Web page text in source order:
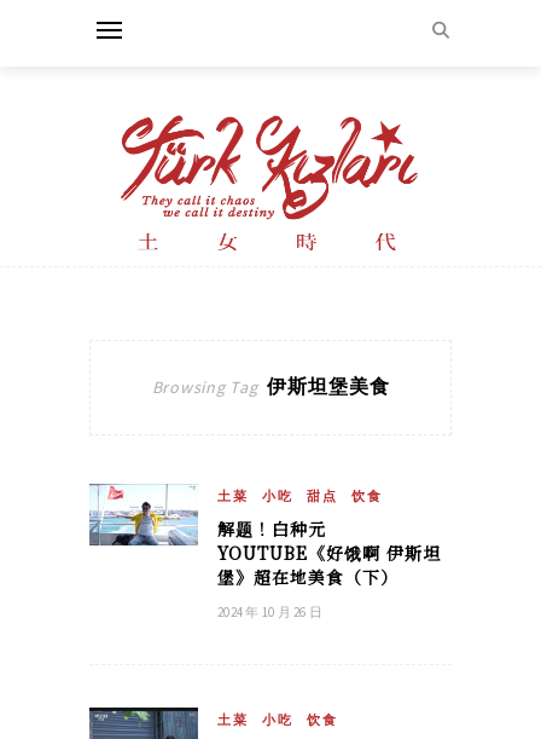
Browsing Tag 伊斯坦堡美食
土菜 小吃 甜点 饮食
解题！白种元
YOUTUBE《好饿啊 伊斯坦
堡》超在地美食（下）
2024 年 10 月 26 日
土菜 小吃 饮食